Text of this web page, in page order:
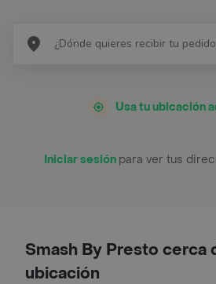
Usa tu ubicación
Iniciar sesión para ver tus
Smash By Presto cerca
ubicación